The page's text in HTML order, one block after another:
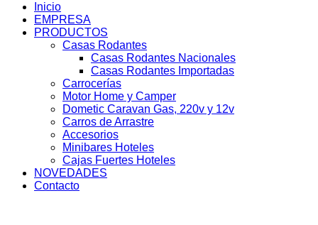
Inicio
EMPRESA
PRODUCTOS
Casas Rodantes
Casas Rodantes Nacionales
Casas Rodantes Importadas
Carrocerías
Motor Home y Camper
Dometic Caravan Gas, 220v y 12v
Carros de Arrastre
Accesorios
Minibares Hoteles
Cajas Fuertes Hoteles
NOVEDADES
Contacto